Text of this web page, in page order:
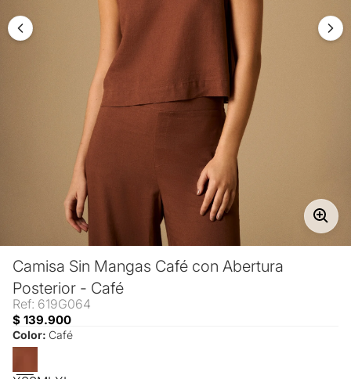
Camisa Sin Mangas Café con Abertura
Posterior - Café
Ref: 619G064
$ 139.900
Color: Café